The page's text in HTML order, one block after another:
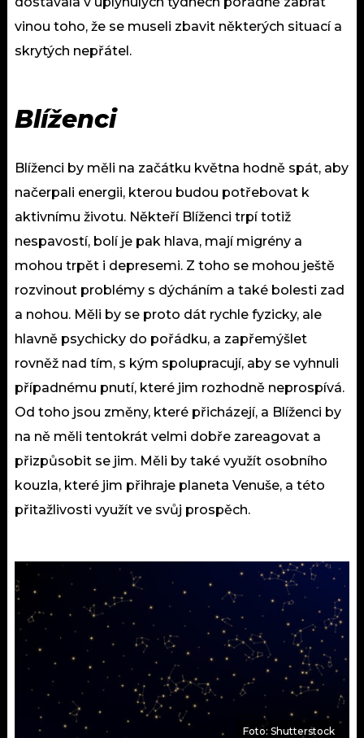
vinou toho, že se museli zbavit některých situací a
skrytých nepřátel.
Blíženci
Blíženci by měli na začátku května hodně spát, aby
načerpali energii, kterou budou potřebovat k
aktivnímu životu. Někteří Blíženci trpí totiž
nespavostí, bolí je pak hlava, mají migrény a
mohou trpět i depresemi. Z toho se mohou ještě
rozvinout problémy s dýcháním a také bolesti zad
a nohou. Měli by se proto dát rychle fyzicky, ale
hlavně psychicky do pořádku, a zapřemýšlet
rovněž nad tím, s kým spolupracují, aby se vyhnuli
případnému pnutí, které jim rozhodně neprospívá.
Od toho jsou změny, které přicházejí, a Blíženci by
na ně měli tentokrát velmi dobře zareagovat a
přizpůsobit se jim. Měli by také využít osobního
kouzla, které jim přihraje planeta Venuše, a této
přitažlivosti využít ve svůj prospěch.
Foto: Shutterstock